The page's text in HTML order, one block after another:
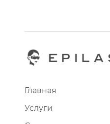
Главная
Услуги